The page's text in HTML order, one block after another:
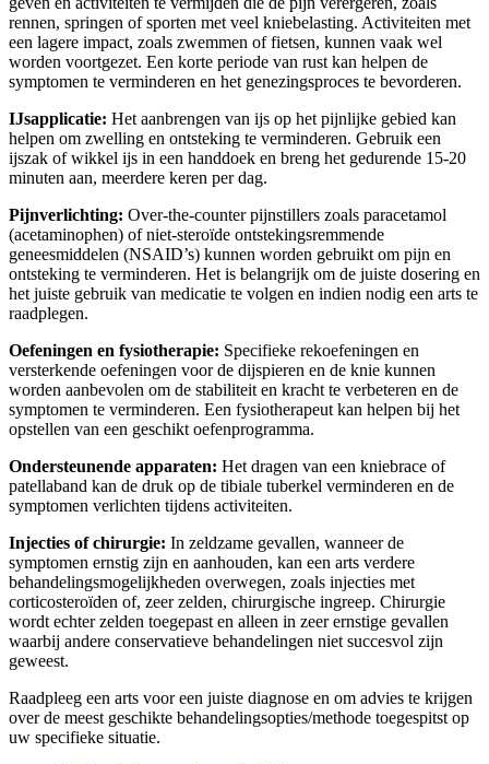
rennen, springen of sporten met veel kniebelasting. Activiteiten met
een lagere impact, zoals zwemmen of fietsen, kunnen vaak wel
worden voortgezet. Een korte periode van rust kan helpen de
symptomen te verminderen en het genezingsproces te bevorderen.
IJsapplicatie: Het aanbrengen van ijs op het pijnlijke gebied kan
helpen om zwelling en ontsteking te verminderen. Gebruik een
ijszak of wikkel ijs in een handdoek en breng het gedurende 15-20
minuten aan, meerdere keren per dag.
Pijnverlichting: Over-the-counter pijnstillers zoals paracetamol
(acetaminophen) of niet-steroïde ontstekingsremmende
geneesmiddelen (NSAID’s) kunnen worden gebruikt om pijn en
ontsteking te verminderen. Het is belangrijk om de juiste dosering en
het juiste gebruik van medicatie te volgen en indien nodig een arts te
raadplegen.
Oefeningen en fysiotherapie: Specifieke rekoefeningen en
versterkende oefeningen voor de dijspieren en de knie kunnen
worden aanbevolen om de stabiliteit en kracht te verbeteren en de
symptomen te verminderen. Een fysiotherapeut kan helpen bij het
opstellen van een geschikt oefenprogramma.
Ondersteunende apparaten: Het dragen van een kniebrace of
patellaband kan de druk op de tibiale tuberkel verminderen en de
symptomen verlichten tijdens activiteiten.
Injecties of chirurgie: In zeldzame gevallen, wanneer de
symptomen ernstig zijn en aanhouden, kan een arts verdere
behandelingsmogelijkheden overwegen, zoals injecties met
corticosteroïden of, zeer zelden, chirurgische ingreep. Chirurgie
wordt echter zelden toegepast en alleen in zeer ernstige gevallen
waarbij andere conservatieve behandelingen niet succesvol zijn
geweest.
Raadpleeg een arts voor een juiste diagnose en om advies te krijgen
over de meest geschikte behandelingsopties/methode toegespitst op
uw specifieke situatie.